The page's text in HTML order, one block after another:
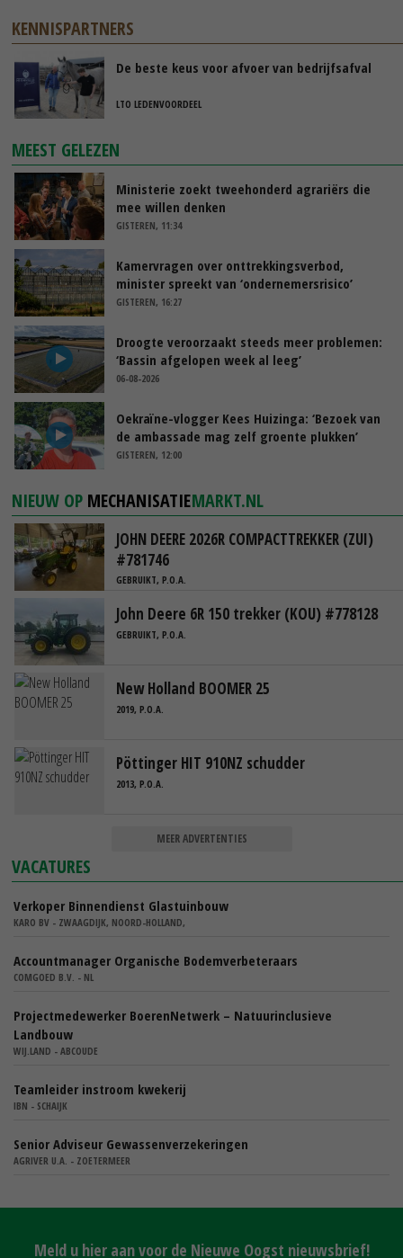
KENNISPARTNERS
De beste keus voor afvoer van bedrijfsafval
LTO LEDENVOORDEEL
MEEST GELEZEN
Ministerie zoekt tweehonderd agrariërs die
mee willen denken
GISTEREN, 11:34
Kamervragen over onttrekkingsverbod,
minister spreekt van ‘ondernemersrisico’
GISTEREN, 16:27
Droogte veroorzaakt steeds meer problemen:
‘Bassin afgelopen week al leeg’
06-08-2026
Oekraïne-vlogger Kees Huizinga: ‘Bezoek van
de ambassade mag zelf groente plukken’
GISTEREN, 12:00
NIEUW OP MECHANISATIEMARKT.NL
JOHN DEERE 2026R COMPACTTREKKER (ZUI)
#781746
GEBRUIKT, P.O.A.
John Deere 6R 150 trekker (KOU) #778128
GEBRUIKT, P.O.A.
New Holland BOOMER 25
2019, P.O.A.
Pöttinger HIT 910NZ schudder
2013, P.O.A.
MEER ADVERTENTIES
VACATURES
Verkoper Binnendienst Glastuinbouw
KARO BV - ZWAAGDIJK, NOORD-HOLLAND,
Accountmanager Organische Bodemverbeteraars
COMGOED B.V. - NL
Projectmedewerker BoerenNetwerk – Natuurinclusieve
Landbouw
WIJ.LAND - ABCOUDE
Teamleider instroom kwekerij
IBN - SCHAIJK
Senior Adviseur Gewassenverzekeringen
AGRIVER U.A. - ZOETERMEER
Meld u hier aan voor de Nieuwe Oogst nieuwsbrief!